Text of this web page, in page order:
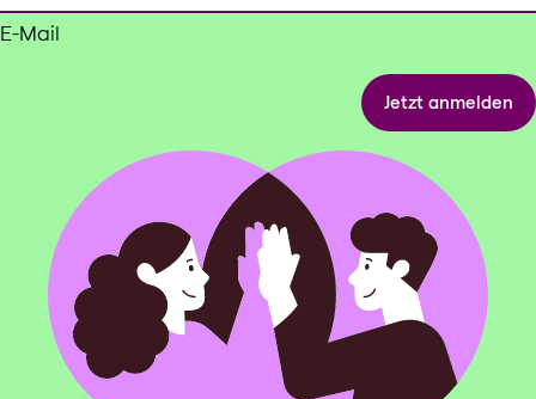
E-Mail